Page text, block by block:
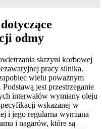
odmy
skrzyni korbowej
pracy silnika.
wielu poważnym
jest przestrzeganie
interwałów wymiany oleju
wskazanej w
i jego regularna wymiana
i nagarów, które są